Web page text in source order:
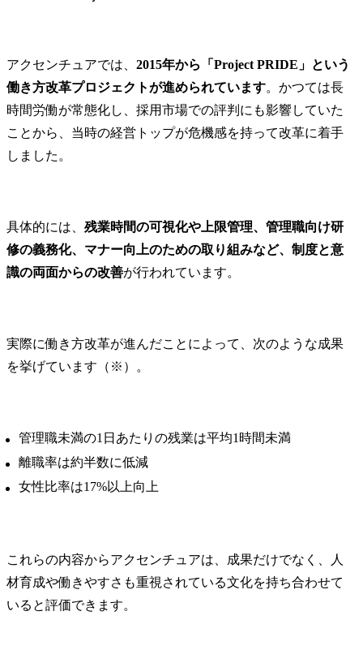
アクセンチュアでは、 2015年から「Project PRIDE」という
働き方改革プロジェクトが進められています。かつては長
時間労働が常態化し、採用市場での評判にも影響していた
ことから、当時の経営トップが危機感を持って改革に着手
しました。
具体的には、 残業時間の可視化や上限管理、管理職向け研
修の義務化、マナー向上のための取り組みなど、制度と意
識の両面からの改善が行われています。
実際に働き方改革が進んだことによって、次のような成果
を挙げています（※）。
管理職未満の1日あたりの残業は平均1時間未満
離職率は約半数に低減
女性比率は17%以上向上
これらの内容からアクセンチュアは、成果だけでなく、人
材育成や働きやすさも重視されている文化を持ち合わせて
いると評価できます。